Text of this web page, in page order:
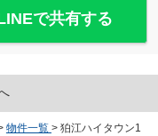
で共有する
物件一覧 > 狛江ハイタウン1